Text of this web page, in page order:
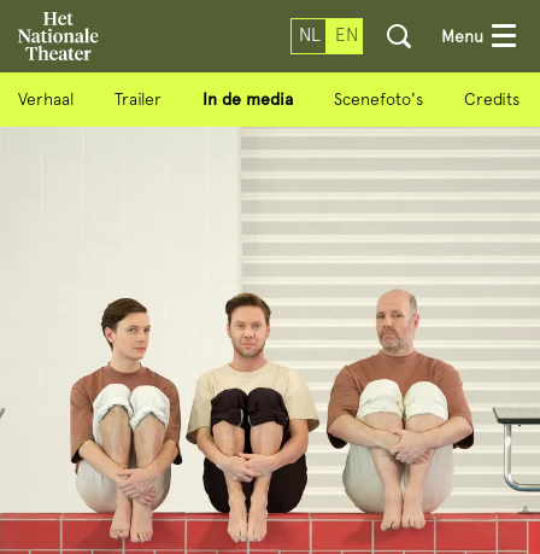
NL EN Menu
Verhaal Trailer In de media Scenefoto's Credits